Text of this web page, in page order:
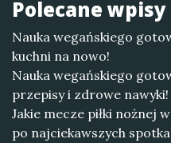
Polecane wpisy
Nauka wegańskiego
kuchni na nowo!
Nauka wegańskiego
przepisy i zdrowe nawyki!
Jakie mecze piłki nożnej
po najciekawszych